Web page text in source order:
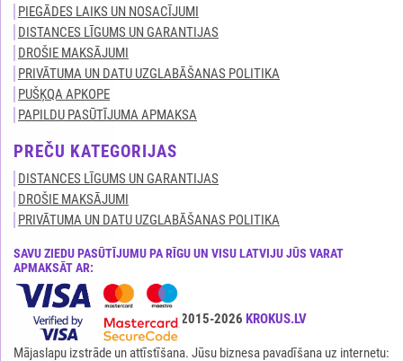
PIEGĀDES LAIKS UN NOSACĪJUMI
DISTANCES LĪGUMS UN GARANTIJAS
DROŠIE MAKSĀJUMI
PRIVĀTUMA UN DATU UZGLABĀŠANAS POLITIKA
PUŠĶQA APKOPE
PAPILDU PASŪTĪJUMA APMAKSA
PREČU KATEGORIJAS
DISTANCES LĪGUMS UN GARANTIJAS
DROŠIE MAKSĀJUMI
PRIVĀTUMA UN DATU UZGLABĀŠANAS POLITIKA
SAVU ZIEDU PASŪTĪJUMU PA RĪGU UN VISU LATVIJU JŪS VARAT
APMAKSĀT AR:
Visas tiesības ir aizsargātas© 2015-2026 KROKUS.LV
Mājaslapu izstrāde un attīstīšana. Jūsu biznesa pavadīšana uz internetu: